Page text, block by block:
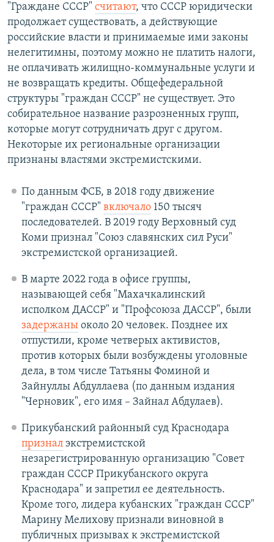
"Граждане СССР" считают, что СССР юридически
продолжает существовать, а действующие
российские власти и принимаемые ими законы
нелегитимны, поэтому можно не платить налоги,
не оплачивать жилищно-коммунальные услуги и
не возвращать кредиты. Общефедеральной
структуры "граждан СССР" не существует. Это
собирательное название разрозненных групп,
которые могут сотрудничать друг с другом.
Некоторые их региональные организации
признаны властями экстремистскими.
По данным ФСБ, в 2018 году движение
"граждан СССР" включало150 тысяч
последователей. В 2019 году Верховный суд
Коми признал "Союз славянских сил Руси"
экстремистской организацией.
В марте 2022 года в офисе группы,
называющей себя "Махачкалинский
исполком ДАССР" и "Профсоюза ДАССР", были
задержаныоколо 20 человек. Позднее их
отпустили, кроме четверых активистов,
против которых были возбуждены уголовные
дела, в том числе Татьяны Фоминой и
Зайнуллы Абдуллаева (по данным издания
"Черновик", его имя – Зайнал Абдулаев).
Прикубанский районный суд Краснодара
призналэкстремистской
незарегистрированную организацию "Совет
граждан СССР Прикубанского округа
Краснодара" и запретил ее деятельность.
Кроме того, лидера кубанских "граждан СССР"
Марину Мелихову признали виновной в
публичных призывах к экстремистской